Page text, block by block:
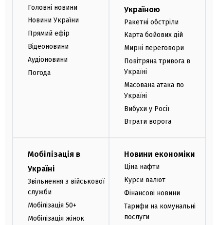
Головні новини
Новини України
Прямий ефір
Відеоновини
Аудіоновини
Погода
Україною
Ракетні обстріли
Карта бойових дій
Мирні переговори
Повітряна тривога в
Україні
Масована атака по
Україні
Вибухи у Росії
Втрати ворога
Мобілізація в
Україні
Звільнення з військової
служби
Мобілізація 50+
Мобілізація жінок
Новини економіки
Ціна нафти
Курси валют
Фінансові новини
Тарифи на комунальні
послуги